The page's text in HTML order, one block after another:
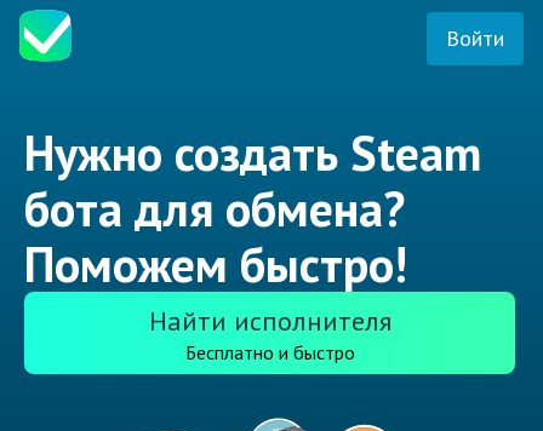
Войти
Нужно создать Steam
бота для обмена?
Поможем быстро!
Найти исполнителя
Бесплатно и быстро